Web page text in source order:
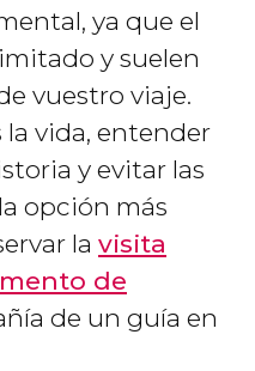
ya que el
y suelen
vuestro viaje.
vida, entender
y evitar las
opción más
la visita
de
de un guía en